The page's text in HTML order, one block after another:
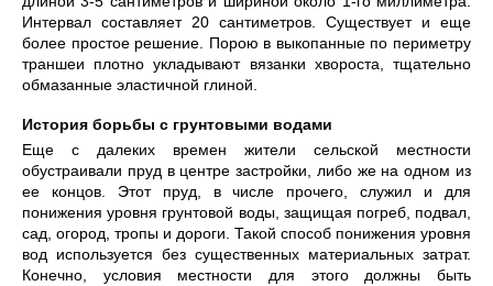
Интервал составляет 20 сантиметров. Существует и еще
более простое решение. Порою в выкопанные по периметру
траншеи плотно укладывают вязанки хвороста, тщательно
обмазанные эластичной глиной.
История борьбы с грунтовыми водами
Еще с далеких времен жители сельской местности
обустраивали пруд в центре застройки, либо же на одном из
ее концов. Этот пруд, в числе прочего, служил и для
понижения уровня грунтовой воды, защищая погреб, подвал,
сад, огород, тропы и дороги. Такой способ понижения уровня
вод используется без существенных материальных затрат.
Конечно, условия местности для этого должны быть